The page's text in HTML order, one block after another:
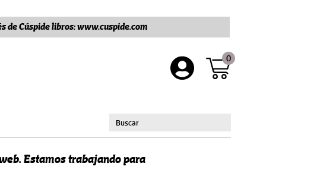
de Cúspide libros: www.cuspide.com
0
Estamos trabajando para